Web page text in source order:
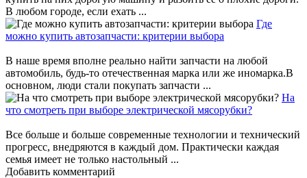
В любом городе, если ехать ...
Где
можно купить автозапчасти: критерии выбора
В наше время вполне реально найти запчасти на любой
автомобиль, будь-то отечественная марка или же иномарка.В
основном, люди стали покупать запчасти ...
На
что смотреть при выборе электрической мясорубки?
Все больше и больше современные технологии и технический
прогресс, внедряются в каждый дом. Практически каждая
семья имеет не только настольный ...
Добавить комментарий